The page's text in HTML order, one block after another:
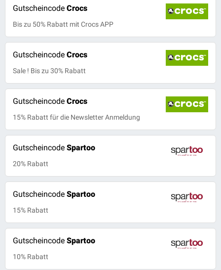
Gutscheincode Crocs
Bis zu 50% Rabatt mit Crocs APP
Gutscheincode Crocs
Sale ! Bis zu 30% Rabatt
Gutscheincode Crocs
15% Rabatt für die Newsletter Anmeldung
Gutscheincode Spartoo
20% Rabatt
Gutscheincode Spartoo
15% Rabatt
Gutscheincode Spartoo
10% Rabatt